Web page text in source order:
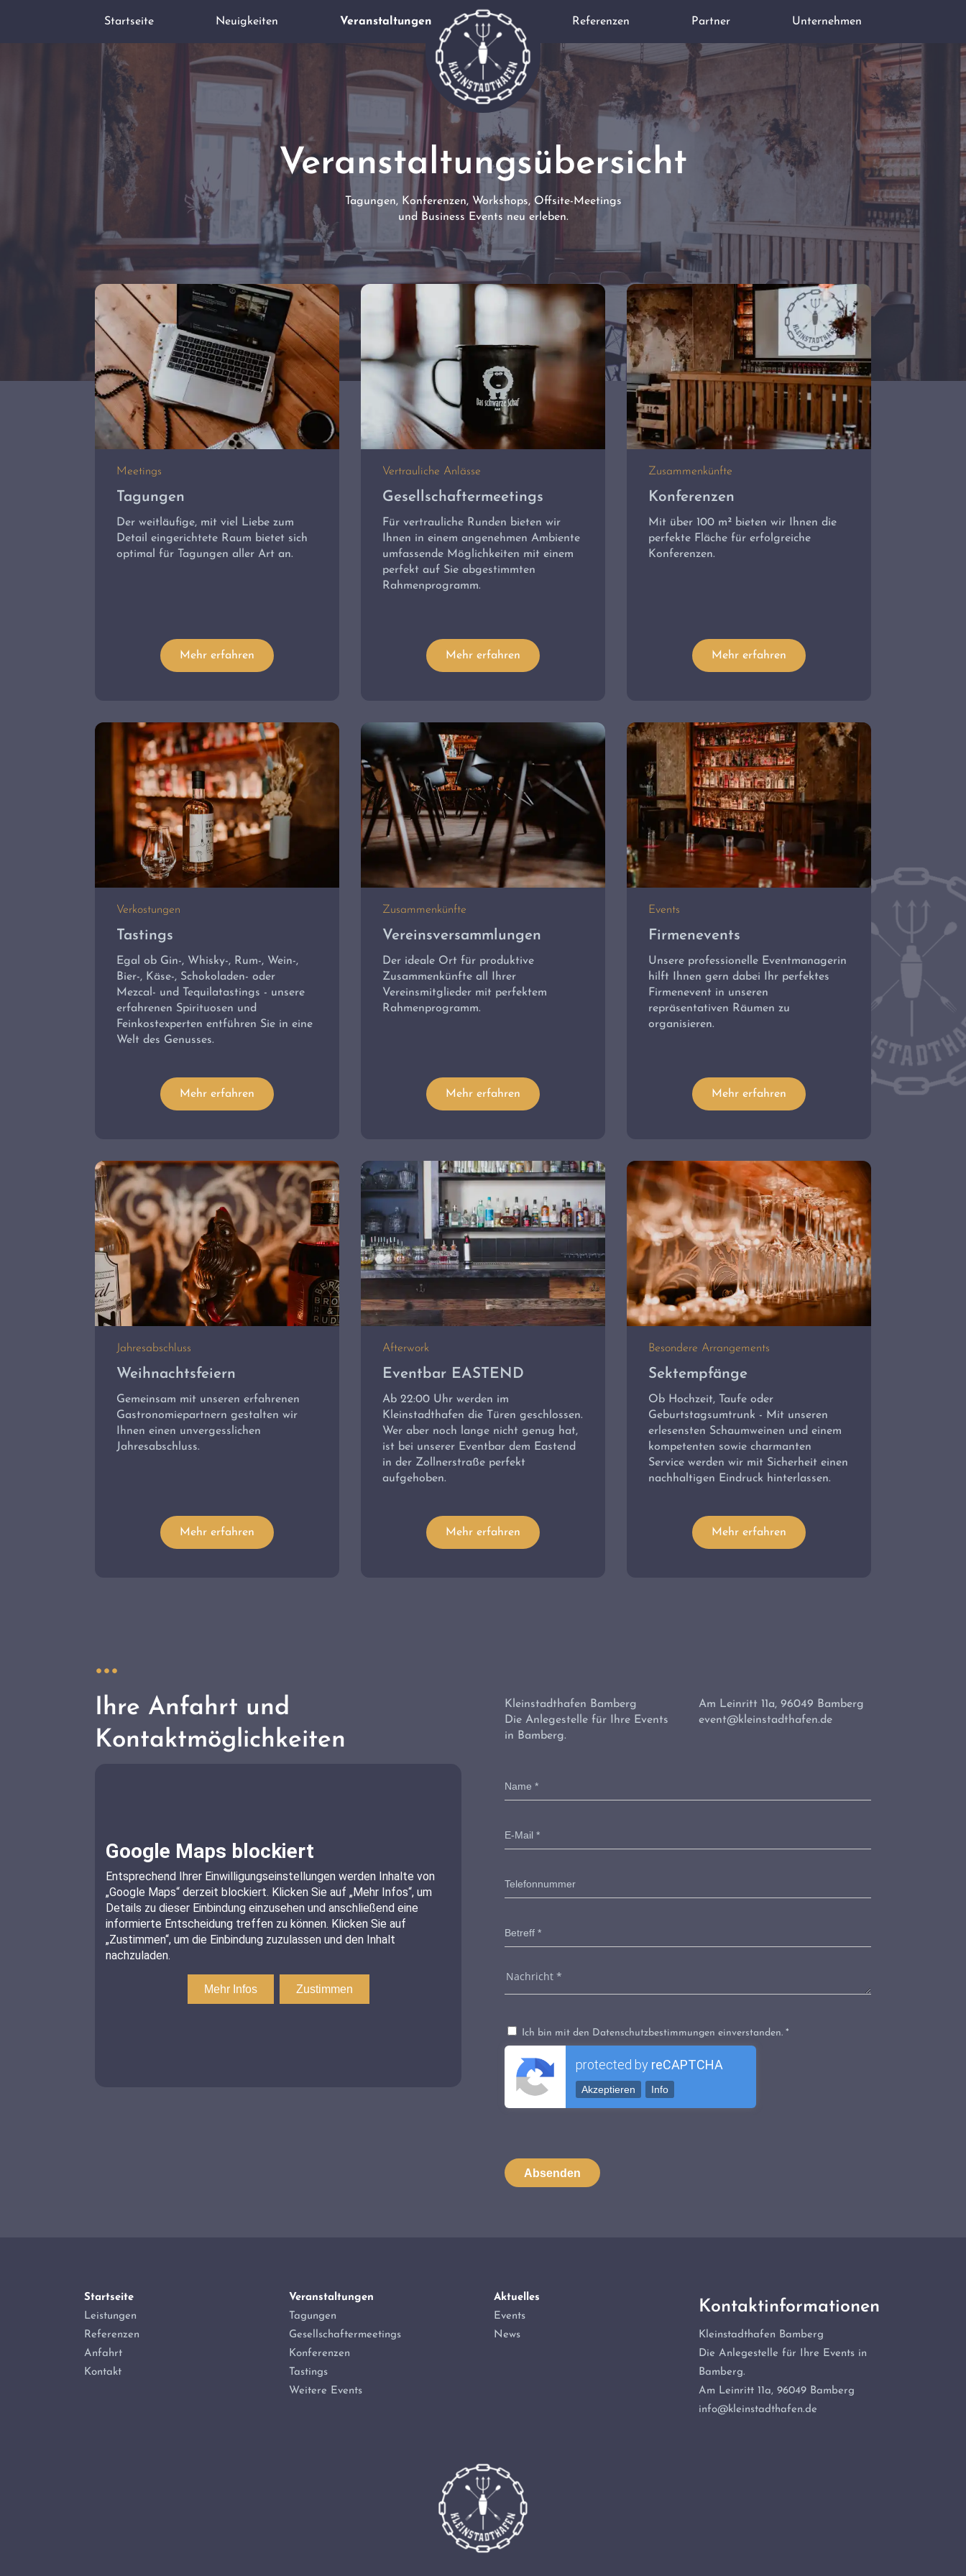
Startseite Unternehmen
Neuigkeiten Partner
Veranstaltungen Referenzen
Veranstaltungsübersicht
Tagungen, Konferenzen, Workshops, Offsite-Meetings
und Business Events neu erleben.
Meetings
Tagungen
Der weitläufige, mit viel Liebe zum
Detail eingerichtete Raum bietet sich
optimal für Tagungen aller Art an.
Mehr erfahren
Vertrauliche Anlässe
Gesellschaftermeetings
Für vertrauliche Runden bieten wir
Ihnen in einem angenehmen Ambiente
umfassende Möglichkeiten mit einem
perfekt auf Sie abgestimmten
Rahmenprogramm.
Mehr erfahren
Zusammenkünfte
Konferenzen
Mit über 100 m² bieten wir Ihnen die
perfekte Fläche für erfolgreiche
Konferenzen.
Mehr erfahren
Verkostungen
Tastings
Egal ob Gin-, Whisky-, Rum-, Wein-,
Bier-, Käse-, Schokoladen- oder
Mezcal- und Tequilatastings - unsere
erfahrenen Spirituosen und
Feinkostexperten entführen Sie in eine
Welt des Genusses.
Mehr erfahren
Zusammenkünfte
Vereinsversammlungen
Der ideale Ort für produktive
Zusammenkünfte all Ihrer
Vereinsmitglieder mit perfektem
Rahmenprogramm.
Mehr erfahren
Events
Firmenevents
Unsere professionelle Eventmanagerin
hilft Ihnen gern dabei Ihr perfektes
Firmenevent in unseren
repräsentativen Räumen zu
organisieren.
Mehr erfahren
Jahresabschluss
Weihnachtsfeiern
Gemeinsam mit unseren erfahrenen
Gastronomiepartnern gestalten wir
Ihnen einen unvergesslichen
Jahresabschluss.
Mehr erfahren
Afterwork
Eventbar EASTEND
Ab 22:00 Uhr werden im
Kleinstadthafen die Türen geschlossen.
Wer aber noch lange nicht genug hat,
ist bei unserer Eventbar dem Eastend
in der Zollnerstraße perfekt
aufgehoben.
Mehr erfahren
Besondere Arrangements
Sektempfänge
Ob Hochzeit, Taufe oder
Geburtstagsumtrunk - Mit unseren
erlesensten Schaumweinen und einem
kompetenten sowie charmanten
Service werden wir mit Sicherheit einen
nachhaltigen Eindruck hinterlassen.
Mehr erfahren
Ihre Anfahrt und
Kontaktmöglichkeiten
Kleinstadthafen Bamberg
Die Anlegestelle für Ihre Events
in Bamberg.
Am Leinritt 11a, 96049 Bamberg
event@kleinstadthafen.de
Ich bin mit den Datenschutzbestimmungen einverstanden. *
protected by reCAPTCHA
Akzeptieren Info
Startseite
Leistungen
Referenzen
Anfahrt
Kontakt
Veranstaltungen
Tagungen
Gesellschaftermeetings
Konferenzen
Tastings
Weitere Events
Aktuelles
Events
News
Kontaktinformationen
Kleinstadthafen Bamberg
Die Anlegestelle für Ihre Events in
Bamberg.
Am Leinritt 11a, 96049 Bamberg
info@kleinstadthafen.de